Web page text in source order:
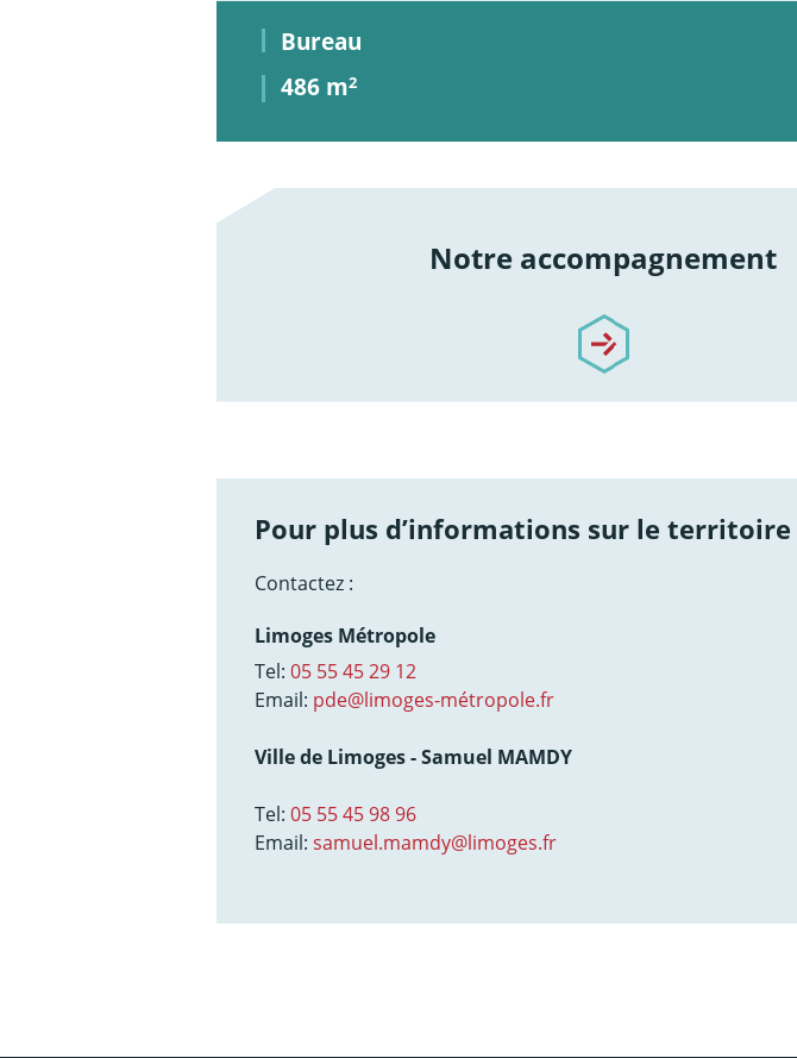
Bureau
486 m2
Notre accompagnement
/notre-accompagnement
Pour plus d’informations sur le territoire
Contactez :
Limoges Métropole
Tel: 05 55 45 29 12
Email: pde@limoges-métropole.fr
Ville de Limoges - Samuel MAMDY
Tel: 05 55 45 98 96
Email: samuel.mamdy@limoges.fr